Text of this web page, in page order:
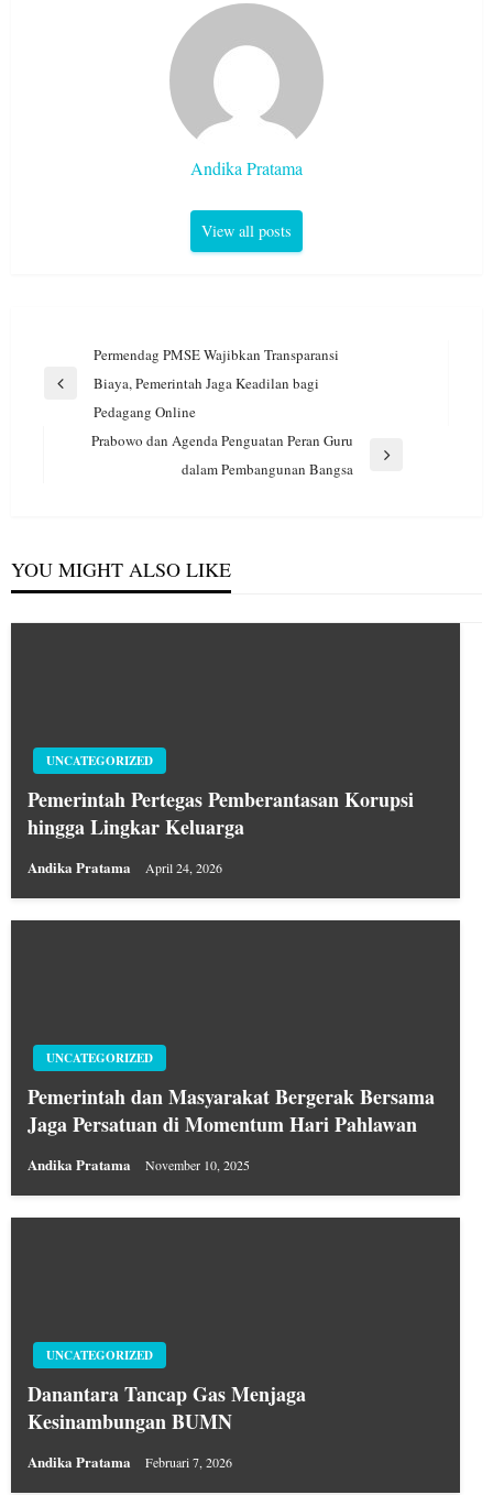
Andika Pratama
View all posts
Navigasi
pos
Permendag PMSE Wajibkan Transparansi
Biaya, Pemerintah Jaga Keadilan bagi
Pedagang Online
Prabowo dan Agenda Penguatan Peran Guru
dalam Pembangunan Bangsa
YOU MIGHT ALSO LIKE
UNCATEGORIZED
Pemerintah Pertegas Pemberantasan Korupsi
hingga Lingkar Keluarga
Andika Pratama April 24, 2026
UNCATEGORIZED
Pemerintah dan Masyarakat Bergerak Bersama
Jaga Persatuan di Momentum Hari Pahlawan
Andika Pratama November 10, 2025
UNCATEGORIZED
Danantara Tancap Gas Menjaga
Kesinambungan BUMN
Andika Pratama Februari 7, 2026